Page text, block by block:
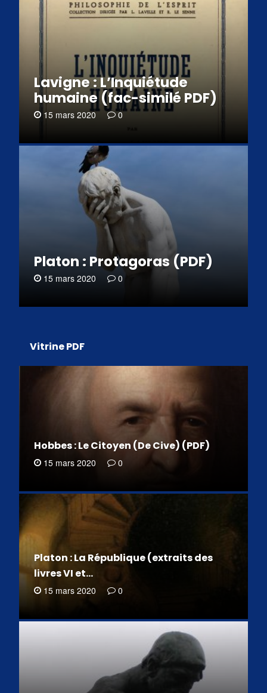
Lavigne : L’Inquiétude
humaine (fac-similé PDF)
15 mars 2020 0
Platon : Protagoras (PDF)
15 mars 2020 0
Vitrine PDF
Hobbes : Le Citoyen (De Cive) (PDF)
15 mars 2020 0
Platon : La République (extraits des
livres VI et…
15 mars 2020 0